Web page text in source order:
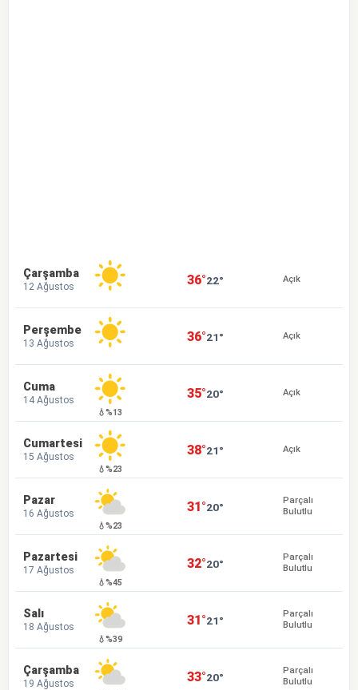
Çarşamba
12 Ağustos 36°22° Açık
Perşembe
13 Ağustos 36°21° Açık
Cuma
14 Ağustos
💧%13
35°20° Açık
Cumartesi
15 Ağustos
💧%23
38°21° Açık
Pazar
16 Ağustos
💧%23
31°20°
Parçalı
Bulutlu
Pazartesi
17 Ağustos
💧%45
32°20°
Parçalı
Bulutlu
Salı
18 Ağustos
💧%39
31°21°
Parçalı
Bulutlu
Çarşamba
19 Ağustos 33°20°
Parçalı
Bulutlu